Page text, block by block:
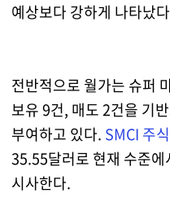
예상보다 강하게 나타났
전반적으로 월가는 슈퍼
보유 9건, 매도 2건을 기
부여하고 있다. SMCI 주
35.55달러로 현재 수준
시사한다.